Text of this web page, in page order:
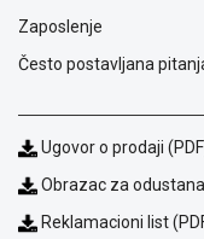
Zaposlenje
Često postavljana
Ugovor o prodaji
Obrazac za
Reklamacioni list